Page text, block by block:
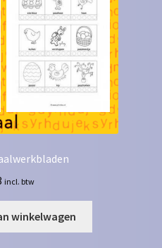
incl. btw
winkelwagen